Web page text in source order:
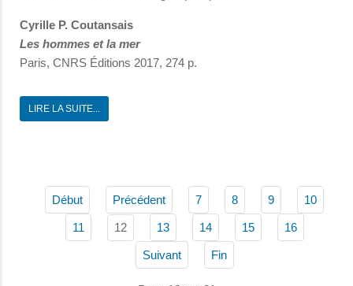
Cyrille P. Coutansais
Les hommes et la mer
Paris, CNRS Éditions 2017, 274 p.
LIRE LA SUITE...
Début Précédent 7 8 9 10
11 12 13 14 15 16
Suivant Fin